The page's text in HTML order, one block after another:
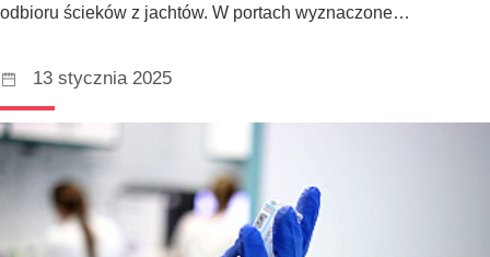
odbioru ścieków z jachtów. W portach wyznaczone…
13 stycznia 2025